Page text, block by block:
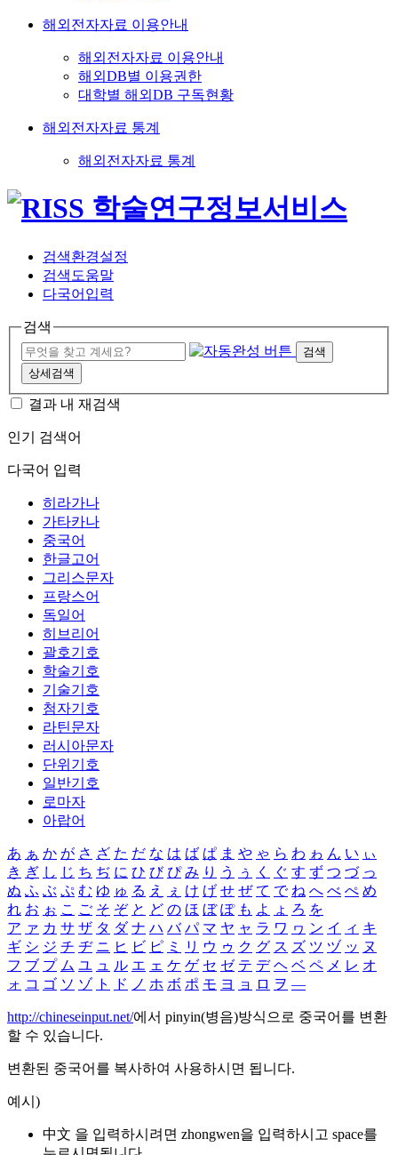
해외전자자료 이용안내
해외전자자료 이용안내
해외DB별 이용권한
대학별 해외DB 구독현황
해외전자자료 통계
해외전자자료 통계
검색환경설정
검색도움말
다국어입력
검색
검색
상세검색
결과 내 재검색
인기 검색어
다국어 입력
히라가나
가타카나
중국어
한글고어
그리스문자
프랑스어
독일어
히브리어
괄호기호
학술기호
기술기호
첨자기호
라틴문자
러시아문자
단위기호
일반기호
로마자
아랍어
あ ぁ か が さ ざ た だ な は ば ぱ ま や ゃ ら わ ゎ ん い ぃ
き ぎ し じ ち ぢ に ひ び ぴ み り う ぅ く ぐ す ず つ づ っ
ぬ ふ ぶ ぷ む ゆ ゅ る え ぇ け げ せ ぜ て で ね へ べ ぺ め
れ お ぉ こ ご そ ぞ と ど の ほ ぼ ぽ も よ ょ ろ を
ア ァ カ サ ザ タ ダ ナ ハ バ パ マ ヤ ャ ラ ワ ヮ ン イ ィ キ
ギ シ ジ チ ヂ ニ ヒ ビ ピ ミ リ ウ ゥ ク グ ス ズ ツ ヅ ッ ヌ
フ ブ プ ム ユ ュ ル エ ェ ケ ゲ セ ゼ テ デ ヘ ベ ペ メ レ オ
ォ コ ゴ ソ ゾ ト ド ノ ホ ボ ポ モ ヨ ョ ロ ヲ ―
http://chineseinput.net/에서 pinyin(병음)방식으로 중국어를 변환
할 수 있습니다.
변환된 중국어를 복사하여 사용하시면 됩니다.
예시)
中文 을 입력하시려면 zhongwen을 입력하시고 space를